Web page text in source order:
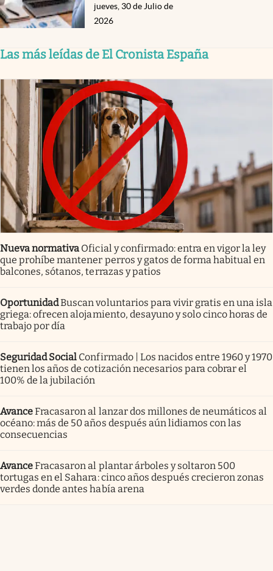
jueves, 30 de Julio de
2026
Las más leídas de El Cronista España
Nueva normativa Oficial y confirmado: entra en vigor la ley
que prohíbe mantener perros y gatos de forma habitual en
balcones, sótanos, terrazas y patios
OportunidadBuscan voluntarios para vivir gratis en una isla
griega: ofrecen alojamiento, desayuno y solo cinco horas de
trabajo por día
Seguridad Social Confirmado | Los nacidos entre 1960 y 1970
tienen los años de cotización necesarios para cobrar el
100% de la jubilación
AvanceFracasaron al lanzar dos millones de neumáticos al
océano: más de 50 años después aún lidiamos con las
consecuencias
AvanceFracasaron al plantar árboles y soltaron 500
tortugas en el Sahara: cinco años después crecieron zonas
verdes donde antes había arena